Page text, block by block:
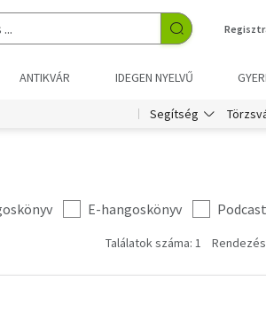
ANTIKVÁR IDEGEN NYELVŰ
Segítség
E-hangoskönyv Podcast
Találatok száma: 1